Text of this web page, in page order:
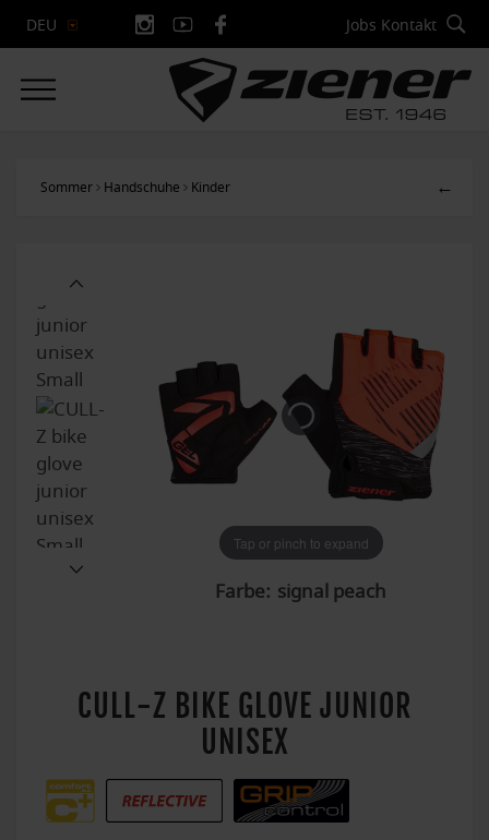
DEU Jobs Kontakt
Sommer Handschuhe Kinder ←
Tap or pinch to expand
Farbe:
Tap or pinch to expand
Tap or pinch to expand
Tap or pinch to expand
Tap or pinch to expand
Tap or pinch to expand
Tap or pinch to expand
Tap or pinch to expand
Tap or pinch to expand
Tap or pinch to expand
CULL-Z BIKE GLOVE JUNIOR
UNISEX